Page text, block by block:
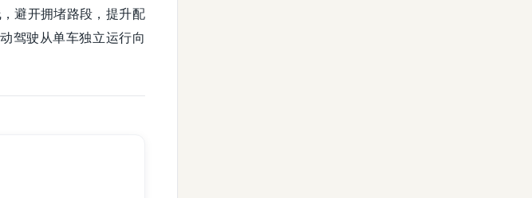
避开拥堵路段，提升配
驾驶从单车独立运行向